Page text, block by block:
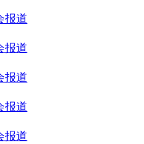
报道
报道
报道
报道
报道